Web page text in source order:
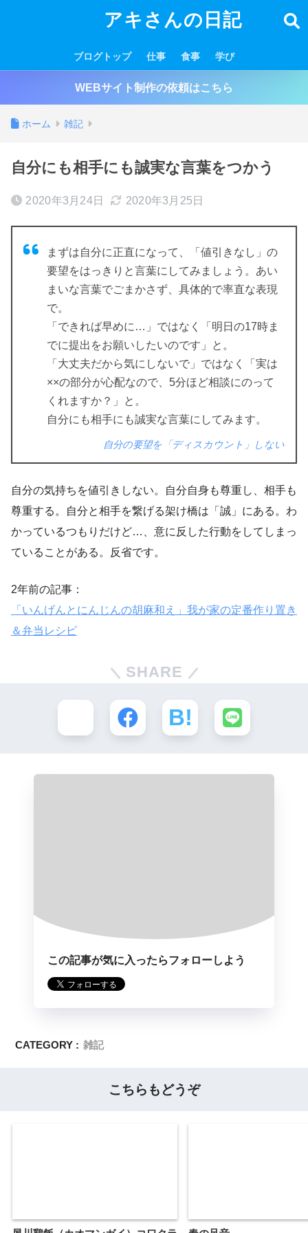
アキさんの日記
ブログトップ 仕事 食事 学び
WEBサイト制作の依頼はこちら
ホーム 雑記
自分にも相手にも誠実な言葉をつかう
2020年3月24日 2020年3月25日
まずは自分に正直になって、「値引きなし」の
要望をはっきりと言葉にしてみましょう。あい
まいな言葉でごまかさず、具体的で率直な表現
で。
「できれば早めに…」ではなく「明日の17時ま
でに提出をお願いしたいのです」と。
「大丈夫だから気にしないで」ではなく「実は
××の部分が心配なので、5分ほど相談にのって
くれますか？」と。
自分にも相手にも誠実な言葉にしてみます。
自分の要望を「ディスカウント」しない
自分の気持ちを値引きしない。自分自身も尊重し、相手も
尊重する。自分と相手を繋げる架け橋は「誠」にある。わ
かっているつもりだけど…、意に反した行動をしてしまっ
ていることがある。反省です。
2年前の記事：
「いんげんとにんじんの胡麻和え」我が家の定番作り置き
＆弁当レシピ
SHARE
この記事が気に入ったらフォローしよう
CATEGORY : 雑記
こちらもどうぞ